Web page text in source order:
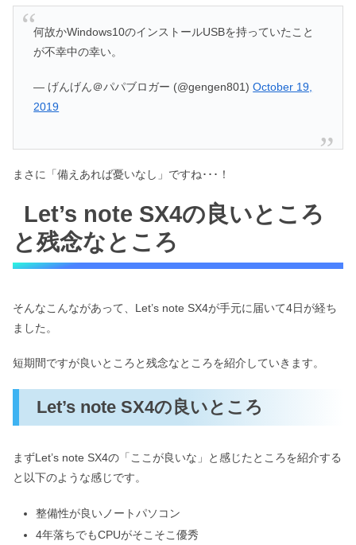
何故かWindows10のインストールUSBを持っていたこと
が不幸中の幸い。
— げんげん＠パパブロガー (@gengen801)October 19,
2019
まさに「備えあれば憂いなし」ですね･･･！
Let’s note SX4の良いところ
と残念なところ
そんなこんながあって、Let’s note SX4が手元に届いて4日が経ち
ました。
短期間ですが良いところと残念なところを紹介していきます。
Let’s note SX4の良いところ
まずLet’s note SX4の「ここが良いな」と感じたところを紹介する
と以下のような感じです。
整備性が良いノートパソコン
4年落ちでもCPUがそこそこ優秀